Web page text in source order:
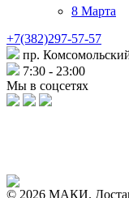
8 Марта
+7(382)297-57-57
пр.
7:30 - 23:00
Мы в соцсетях
© 2026 МАКИ.